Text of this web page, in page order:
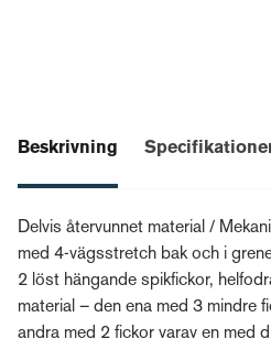
Beskrivning
Delvis återvunnet material /
med 4-vägsstretch bak och i
2 löst hängande spikfickor,
material – den ena med 3 mindre
andra med 2 fickor varav en med